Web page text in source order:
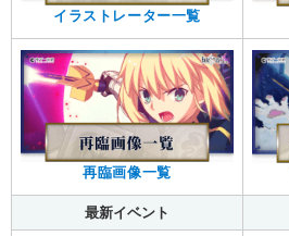
イラストレーター一覧
再臨画像一覧
最新イベント